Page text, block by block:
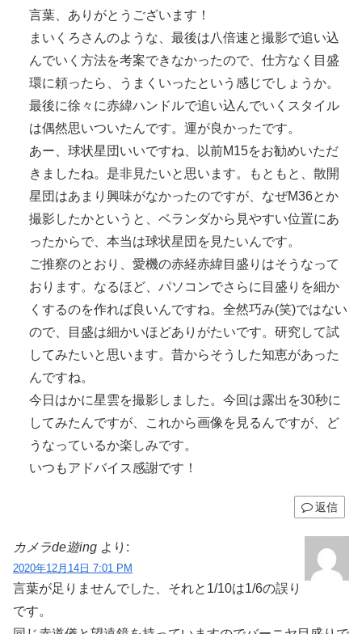
言葉、ありがとうございます！
まいくろさんのような、最後は八倍速と撮影で追い込
んでいく方法を考案できなかったので、仕方なく目盛
環に頼ったら、うまくいったという感じでしょうか。
最後に徐々に赤緯ハンドルで追い込んでいくスタイル
は偶然思いついたんです。運が良かったです。
あー、球状星団いいですね、以前M15をお勧めいただ
きましたね。是非見たいと思います。もともと、散開
星団はあまり興味がなかったのですが、なぜM36とか
撮影したかというと、ベランダから見やすい位置にあ
ったからで、本当は球状星団を見たいんです。
ご推察のとおり、愛機の赤経赤緯目盛りはそうなって
おります。なるほど、パソコンでさらに目盛りを細か
くするのを作れば良いんですね。全然巧み(笑)ではない
ので、目盛は細かいほどありがたいです。研究して試
してみたいと思います。昔からそうした知恵があった
んですね。
今日はかに星雲を撮影しました。今回は露出を30秒に
してみたんですが、これから画像を見るんですが、ど
うなっているか楽しみです。
いつもアドバイス感謝です！
返信
カメラde遊ing より:
2020年12月14日 7:01 PM
言葉が足りませんでした、それと1/10は1/6の誤り
です。